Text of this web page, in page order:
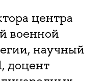
центра
военной
научный
доцент